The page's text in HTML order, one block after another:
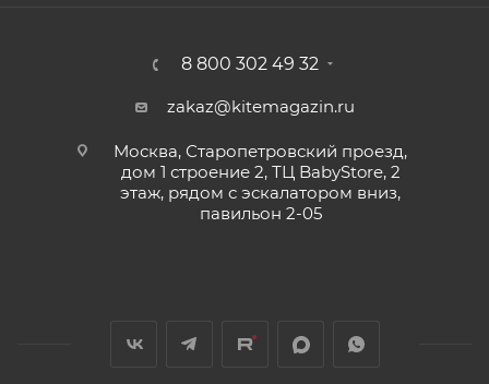
8 800 302 49 32
zakaz@kitemagazin.ru
Москва, Старопетровский проезд,
дом 1 строение 2, ТЦ BabyStore, 2
этаж, рядом с эскалатором вниз,
павильон 2-05